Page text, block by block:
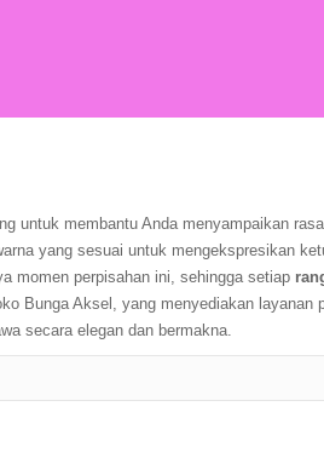
untuk membantu Anda menyampaikan
yang sesuai untuk mengekspresikan
momen perpisahan ini, sehingga setiap
Bunga Aksel, yang menyediakan
secara elegan dan bermakna.